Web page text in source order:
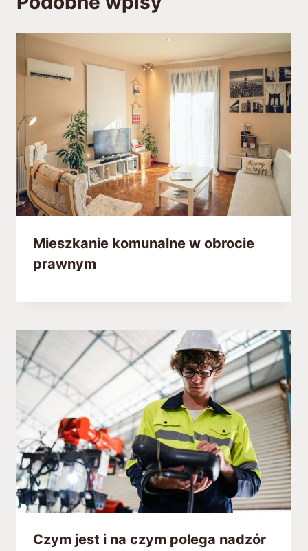
Mieszkanie komunalne w obrocie
prawnym
Czym jest i na czym polega nadzór